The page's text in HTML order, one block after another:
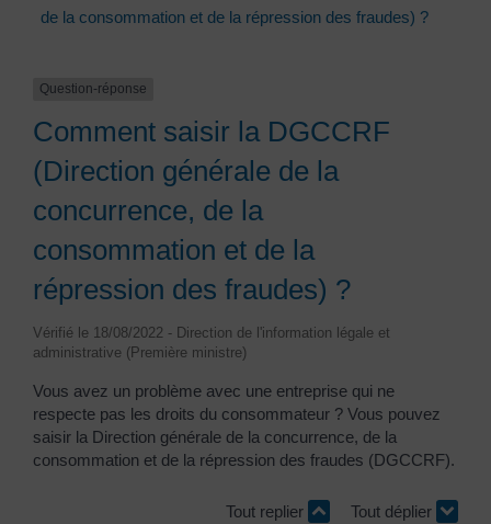
de la consommation et de la répression des fraudes) ?
Question-réponse
Comment saisir la DGCCRF
(Direction générale de la
concurrence, de la
consommation et de la
répression des fraudes) ?
Vérifié le 18/08/2022 - Direction de l'information légale et
administrative (Première ministre)
Vous avez un problème avec une entreprise qui ne
respecte pas les droits du consommateur ? Vous pouvez
saisir la Direction générale de la concurrence, de la
consommation et de la répression des fraudes (DGCCRF).
Tout replier Tout déplier